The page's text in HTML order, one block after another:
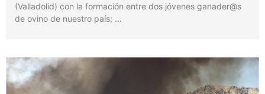
(Valladolid) con la formación entre dos jóvenes ganader@s
de ovino de nuestro país; …